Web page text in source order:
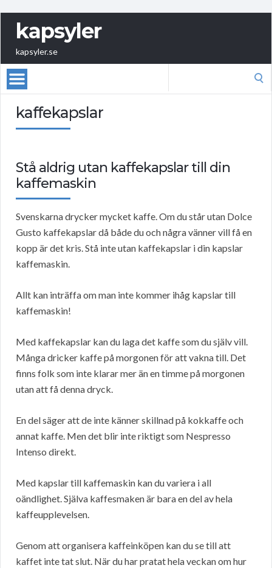
kapsyler
kapsyler.se
kaffekapslar
Stå aldrig utan kaffekapslar till din
kaffemaskin
Svenskarna drycker mycket kaffe. Om du står utan Dolce
Gusto kaffekapslar då både du och några vänner vill få en
kopp är det kris. Stå inte utan kaffekapslar i din kapslar
kaffemaskin.
Allt kan inträffa om man inte kommer ihåg kapslar till
kaffemaskin!
Med kaffekapslar kan du laga det kaffe som du själv vill.
Många dricker kaffe på morgonen för att vakna till. Det
finns folk som inte klarar mer än en timme på morgonen
utan att få denna dryck.
En del säger att de inte känner skillnad på kokkaffe och
annat kaffe. Men det blir inte riktigt som Nespresso
Intenso direkt.
Med kapslar till kaffemaskin kan du variera i all
oändlighet. Själva kaffesmaken är bara en del av hela
kaffeupplevelsen.
Genom att organisera kaffeinköpen kan du se till att
kaffet inte tat slut. När du har pratat hela veckan om hur